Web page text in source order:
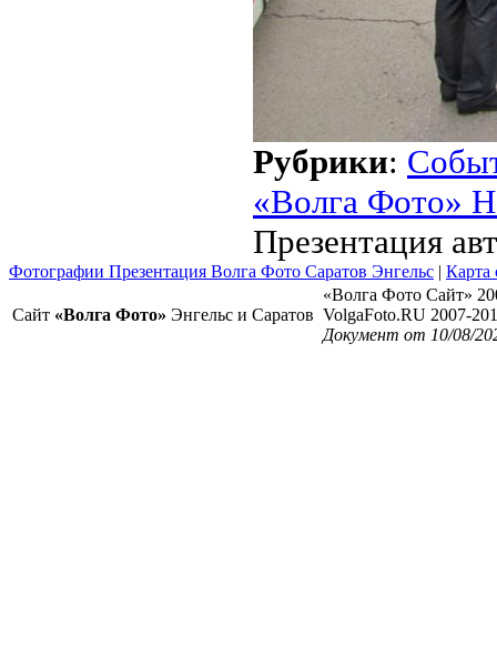
Рубрики:
«Волга Фото»
Презентация
Фотографии Презентация Волга Фото Саратов Энгельс | Карта
Сайт «Волга Фото» Энгельс и Саратов
«Волга Фото Сайт»
VolgaFoto.RU 2007-
Документ от 10/08/